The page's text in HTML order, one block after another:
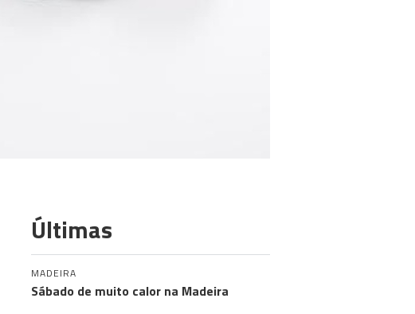
Últimas
MADEIRA
Sábado de muito calor na Madeira